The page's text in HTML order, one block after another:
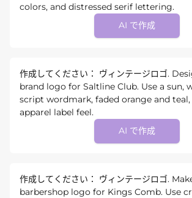
colors, and distressed serif lettering.
AI で作成
作成してください： ヴィンテージロゴ.
brand logo for Saltline Club. Use a sun,
script wordmark, faded orange and teal,
apparel label feel.
AI で作成
作成してください： ヴィンテージロゴ.
barbershop logo for Kings Comb. Use